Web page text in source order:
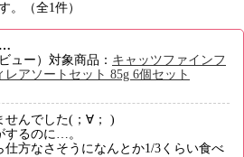
。（全1件）
…
ュー）対象商品： キャッツファインフ
アソートセット 85g 6個セット
せんでした(；∀； )
するのに…。
仕方なさそうになんとか1/3くらい食べ